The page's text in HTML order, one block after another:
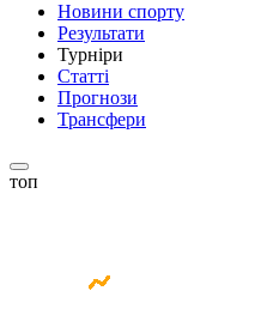
Новини спорту
Результати
Турніри
Статті
Прогнози
Трансфери
топ